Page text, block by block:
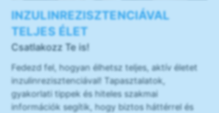
INZULINREZISZTENCIÁVAL
TELJES ÉLET
Csatlakozz Te is!
Fedezd fel, hogyan élhetsz teljes, aktív életet
inzulinrezisztenciával! Tapasztalatok,
gyakorlati tippek és hiteles szakmai
információk segítik, hogy biztos háttérrel és